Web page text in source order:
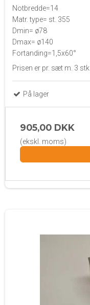
Notbredde=14
Matr. type= st. 355
Dmin= ø78
Dmax= ø140
Fortanding=1,5x60°
Prisen er pr. sæt m. 3 stk.
På lager
905,00 DKK
(ekskl. moms)